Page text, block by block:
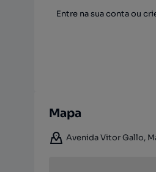
Entre na sua conta ou
Mapa
Avenida Vitor Gallo,